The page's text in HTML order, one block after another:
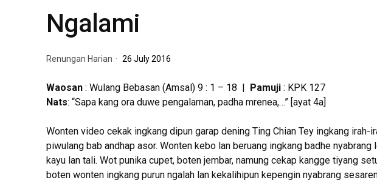
Ngalami
Renungan Harian 26 July 2016
Waosan: Wulang Bebasan (Amsal) 9 : 1 – 18 | Pamuji: KPK 127
Nats: “Sapa kang ora duwe pengalaman, padha mrenea,…” [ayat 4a]
Wonten video cekak ingkang dipun garap dening Ting Chian Tey ingkang irah-
piwulang bab andhap asor. Wonten kebo lan beruang ingkang badhe
kayu lan tali. Wot punika cupet, boten jembar, namung cekap kangge tiyang
boten wonten ingkang purun ngalah lan kekalihipun kepengin nyabrang